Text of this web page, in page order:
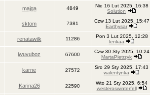
majga 4849
Nie 16 Lut 2025, 16:38
Solution
sktom 7381
Czw 13 Lut 2025, 15:47
Earthysar
renatawilk 11286
Pon 3 Lut 2025, 12:28
lenkaa
iwuvuboz 67600
Czw 30 Sty 2025, 10:24
MartaPietrzyk
karne 27572
Sro 29 Sty 2025, 17:43
walentynka
Karina26 22590
Wto 21 Sty 2025, 6:54
westeroswinterfell